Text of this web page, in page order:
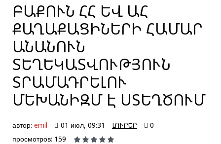
ԲԱՔՈՒՆ ՀՀ ԵՎ ԱՀ
ՔԱՂԱՔԱՑԻՆԵՐԻ ՀԱՄԱՐ
ԱՆԱՆՈՒՆ
ՏԵՂԵԿԱՏՎՈՒԹՅՈՒՆ
ՏՐԱՄԱԴՐԵԼՈՒ
ՄԵԽԱՆԻԶՄ Է ՍՏԵՂԾՈՒՄ
автор: emil 01 июл, 09:31 ԼՈՒՐԵՐ
0
просмотров: 159